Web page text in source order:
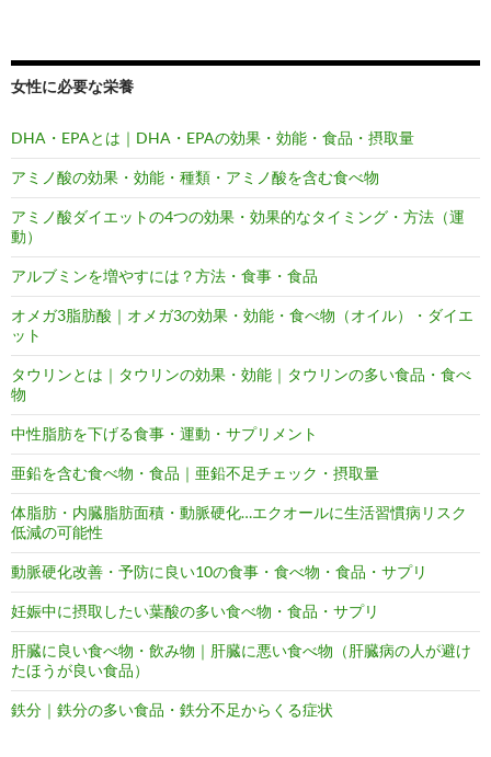
女性に必要な栄養
DHA・EPAとは｜DHA・EPAの効果・効能・食品・摂取量
アミノ酸の効果・効能・種類・アミノ酸を含む食べ物
アミノ酸ダイエットの4つの効果・効果的なタイミング・方法（運
動）
アルブミンを増やすには？方法・食事・食品
オメガ3脂肪酸｜オメガ3の効果・効能・食べ物（オイル）・ダイエ
ット
タウリンとは｜タウリンの効果・効能｜タウリンの多い食品・食べ
物
中性脂肪を下げる食事・運動・サプリメント
亜鉛を含む食べ物・食品｜亜鉛不足チェック・摂取量
体脂肪・内臓脂肪面積・動脈硬化…エクオールに生活習慣病リスク
低減の可能性
動脈硬化改善・予防に良い10の食事・食べ物・食品・サプリ
妊娠中に摂取したい葉酸の多い食べ物・食品・サプリ
肝臓に良い食べ物・飲み物｜肝臓に悪い食べ物（肝臓病の人が避け
たほうが良い食品）
鉄分｜鉄分の多い食品・鉄分不足からくる症状